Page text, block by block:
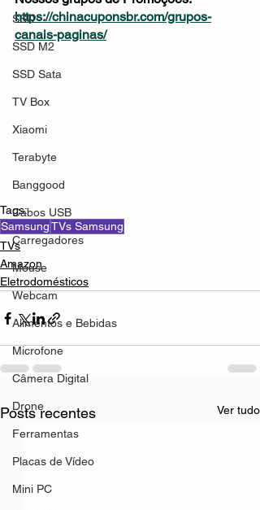
SSD
SSD M2
SSD Sata
TV Box
Xiaomi
Terabyte
Banggood
Cabos USB
Carregadores
Mouse
Webcam
Alimentos e Bebidas
Microfone
Câmera Digital
Drone
Ferramentas
Placas de Vídeo
Mini PC
https://chinacuponsbr.com/grupos-
canais-paginas/
Tags:
SamsungTVs Samsung
TVs
Amazon
Eletrodomésticos
Posts recentes Ver tudo